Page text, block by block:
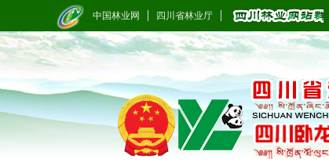
中国林业网 四川省林业厅